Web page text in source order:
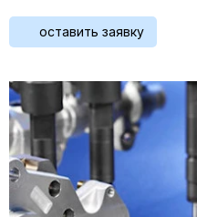
оставить заявку